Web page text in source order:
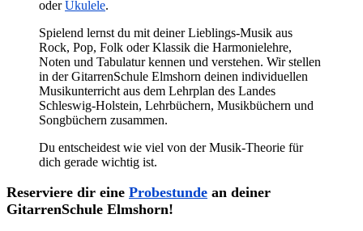
oderUkulele.
Spielend lernst du mit deiner Lieblings-Musik aus
Rock, Pop, Folk oder Klassik die Harmonielehre,
Noten und Tabulatur kennen und verstehen. Wir stellen
in der GitarrenSchule Elmshorn deinen individuellen
Musikunterricht aus dem Lehrplan des Landes
Schleswig-Holstein, Lehrbüchern, Musikbüchern und
Songbüchern zusammen.
Du entscheidest wie viel von der Musik-Theorie für
dich gerade wichtig ist.
Reserviere dir eine Probestunde an deiner
GitarrenSchule Elmshorn!